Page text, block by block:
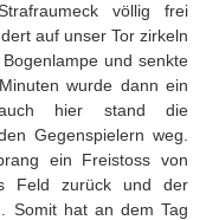
völlig frei
auf unser Tor zirkeln
und senkte
wurde dann ein
hier stand die
Gegenspielern weg.
ein Freistoss von
Feld zurück und der
Somit hat an dem Tag